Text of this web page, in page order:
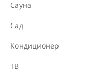
Сауна
Сад
Кондиционер
ТВ